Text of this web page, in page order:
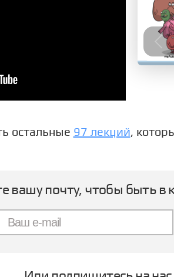
остальные 97 лекций,
вашу почту, чтобы быть в